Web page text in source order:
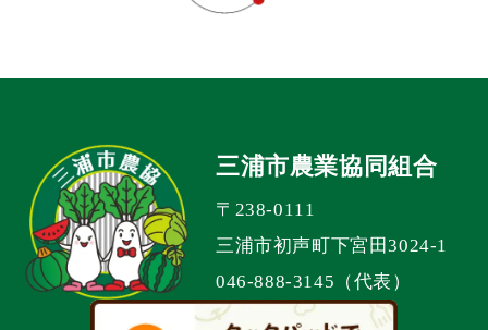
三浦市農業協同組合
〒238-0111
三浦市初声町下宮田3024-1
046-888-3145（代表）